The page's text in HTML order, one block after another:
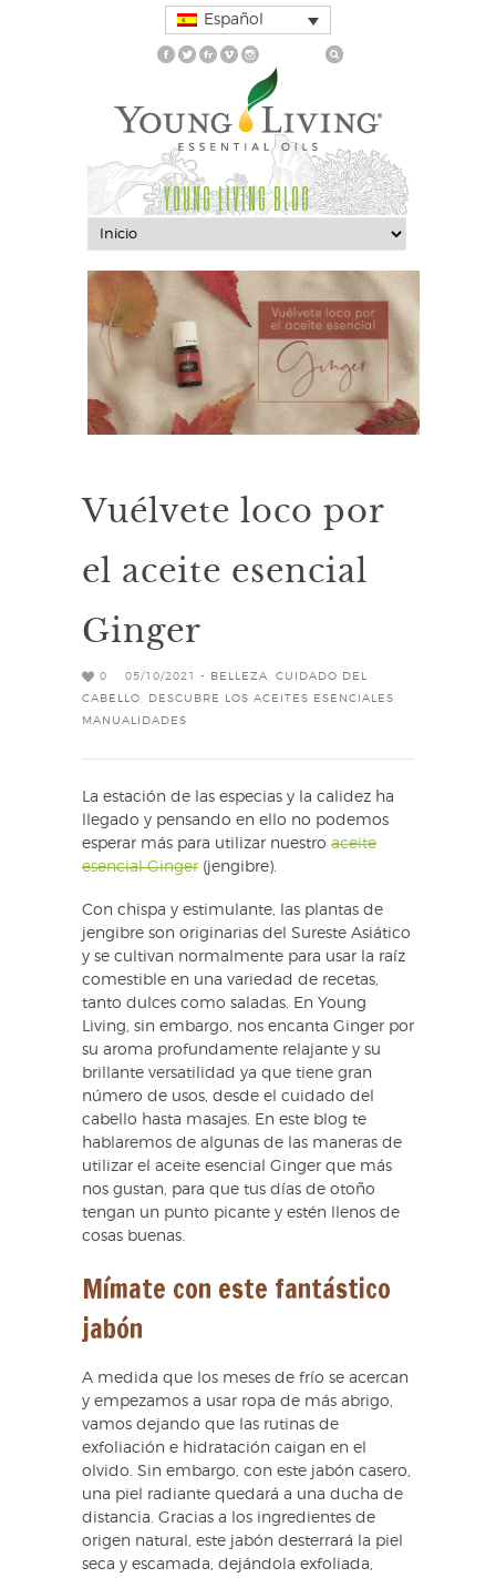
Español
YOUNG LIVING BLOG
Vuélvete loco por
el aceite esencial
Ginger
0 05/10/2021 - BELLEZA
CUIDADO DEL
CABELLO
DESCUBRE LOS ACEITES ESENCIALES
MANUALIDADES
La estación de las especias y la calidez ha
llegado y pensando en ello no podemos
esperar más para utilizar nuestro aceite
esencial Ginger (jengibre).
Con chispa y estimulante, las plantas de
jengibre son originarias del Sureste Asiático
y se cultivan normalmente para usar la raíz
comestible en una variedad de recetas,
tanto dulces como saladas. En Young
Living, sin embargo, nos encanta Ginger por
su aroma profundamente relajante y su
brillante versatilidad ya que tiene gran
número de usos, desde el cuidado del
cabello hasta masajes. En este blog te
hablaremos de algunas de las maneras de
utilizar el aceite esencial Ginger que más
nos gustan, para que tus días de otoño
tengan un punto picante y estén llenos de
cosas buenas.
Mímate con este fantástico
jabón
A medida que los meses de frío se acercan
y empezamos a usar ropa de más abrigo,
vamos dejando que las rutinas de
exfoliación e hidratación caigan en el
olvido. Sin embargo, con este jabón casero,
una piel radiante quedará a una ducha de
distancia. Gracias a los ingredientes de
origen natural, este jabón desterrará la piel
seca y escamada, dejándola exfoliada,